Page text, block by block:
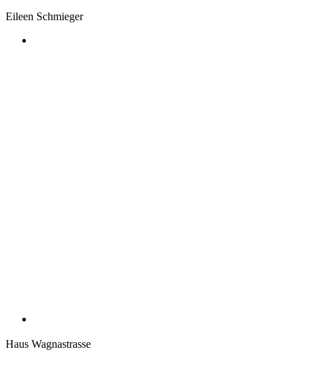
Eileen Schmieger
Haus Wagnastrasse